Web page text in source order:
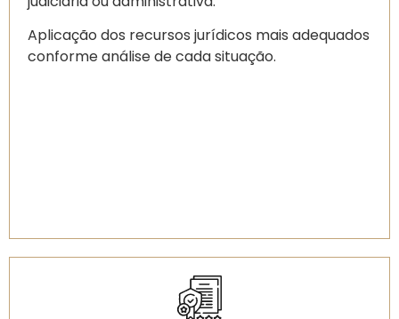
Aplicação dos recursos jurídicos mais adequados
conforme análise de cada situação.